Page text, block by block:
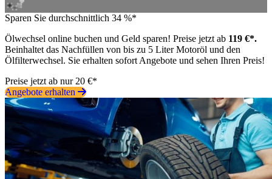
Sparen Sie durchschnittlich 34 %*
Ölwechsel online buchen und Geld sparen! Preise jetzt ab 119 €*.
Beinhaltet das Nachfüllen von bis zu 5 Liter Motoröl und den
Ölfilterwechsel. Sie erhalten sofort Angebote und sehen Ihren Preis!
Preise jetzt ab nur 20 €*
Angebote erhalten